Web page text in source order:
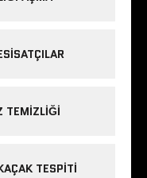
TEMIZLIĞI
TESPITI